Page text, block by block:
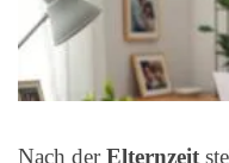
Nach derElternzeit